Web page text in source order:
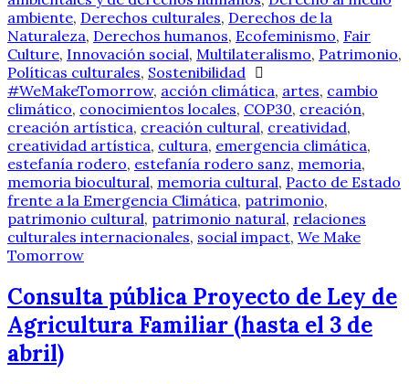
ambiente, Derechos culturales, Derechos de la
Naturaleza, Derechos humanos, Ecofeminismo, Fair
Culture, Innovación social, Multilateralismo, Patrimonio,
Políticas culturales, Sostenibilidad
#WeMakeTomorrow, acción climática, artes, cambio
climático, conocimientos locales, COP30, creación,
creación artística, creación cultural, creatividad,
creatividad artística, cultura, emergencia climática,
estefanía rodero, estefanía rodero sanz, memoria,
memoria biocultural, memoria cultural, Pacto de Estado
frente a la Emergencia Climática, patrimonio,
patrimonio cultural, patrimonio natural, relaciones
culturales internacionales, social impact, We Make
Tomorrow
Consulta pública Proyecto de Ley de
Agricultura Familiar (hasta el 3 de
abril)